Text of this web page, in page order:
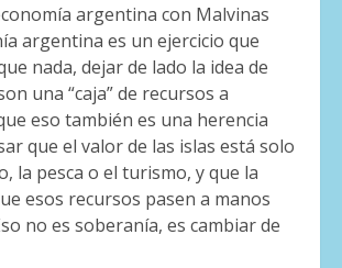
argentina con Malvinas
argentina es un ejercicio que
nada, dejar de lado la idea de
una “caja” de recursos a
eso también es una herencia
que el valor de las islas está solo
la pesca o el turismo, y que la
esos recursos pasen a manos
no es soberanía, es cambiar de